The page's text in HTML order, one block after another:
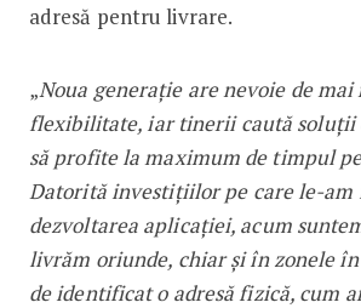
adresă pentru livrare.
„Noua generație are nevoie de
flexibilitate, iar tinerii caută soluții
să profite la maximum de timpul
Datorită investițiilor pe care le-am
dezvoltarea aplicației, acum
livrăm oriunde, chiar și în zonele
de identificat o adresă fizică, cum